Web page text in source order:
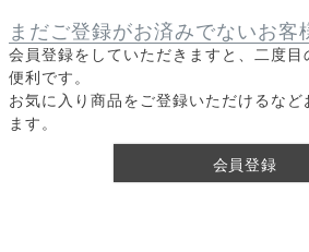
まだご登録がお済みでないお客
会員登録をしていただきますと、二度目
便利です。
お気に入り商品をご登録いただけるなど
ます。
会員登録